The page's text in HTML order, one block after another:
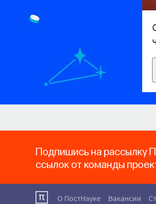
Подпишись на рассылку
ссылок от команды
О ПостНауке Вакансии